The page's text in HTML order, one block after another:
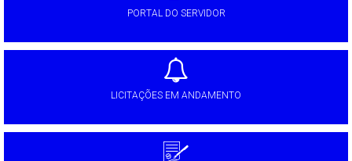
PORTAL DO SERVIDOR
LICITAÇÕES EM ANDAMENTO